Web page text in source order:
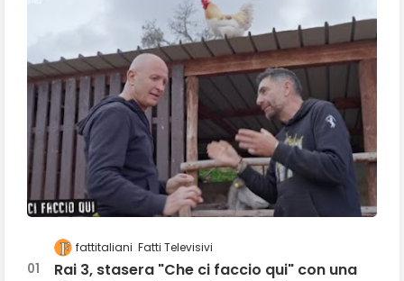
fattitaliani Fatti Televisivi
Rai 3, stasera "Che ci faccio qui" con una